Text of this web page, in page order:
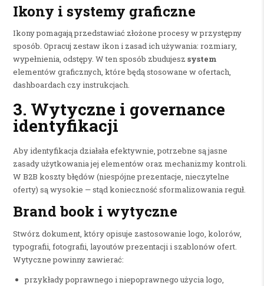
Ikony i systemy graficzne
Ikony pomagają przedstawiać złożone procesy w przystępny
sposób. Opracuj zestaw ikon i zasad ich używania: rozmiary,
wypełnienia, odstępy. W ten sposób zbudujesz system
elementów graficznych, które będą stosowane w ofertach,
dashboardach czy instrukcjach.
3. Wytyczne i governance
identyfikacji
Aby identyfikacja działała efektywnie, potrzebne są jasne
zasady użytkowania jej elementów oraz mechanizmy kontroli.
W B2B koszty błędów (niespójne prezentacje, nieczytelne
oferty) są wysokie — stąd konieczność sformalizowania reguł.
Brand book i wytyczne
Stwórz dokument, który opisuje zastosowanie logo, kolorów,
typografii, fotografii, layoutów prezentacji i szablonów ofert.
Wytyczne powinny zawierać:
przykłady poprawnego i niepoprawnego użycia logo,